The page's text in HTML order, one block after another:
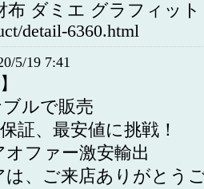
布 ダミエ グラフィット
detail-6360.html
5/19 7:41
ルで販売
証、最安値に挑戦！
ファー激安輸出
、ご来店ありがとう